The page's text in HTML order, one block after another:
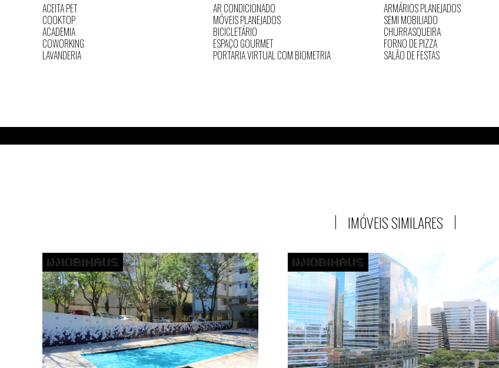
ACEITA PET AR CONDICIONADO
ARMÁRIOS PLANEJADOS
COOKTOP
MÓVEIS PLANEJADOS
SEMI MOBILIADO
ACADEMIA
BICICLETÁRIO
CHURRASQUEIRA
COWORKING
ESPAÇO GOURMET
FORNO DE PIZZA
LAVANDERIA
PORTARIA VIRTUAL COM BIOMETRIA SALÃO DE FESTAS
IMÓVEIS SIMILARES